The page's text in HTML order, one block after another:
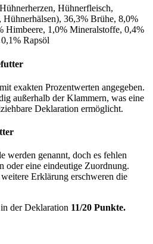
Hühnerfleisch,
36,3% Brühe, 8,0%
Himbeere, 1,0% Mineralstoffe, 0,4%
Rapsöl
exakten Prozentwerten angegeben.
außerhalb der Klammern, was eine
Deklaration ermöglicht.
werden genannt, doch es fehlen
oder eine eindeutige Zuordnung.
Erklärung erschweren die
der Deklaration 11/20 Punkte.